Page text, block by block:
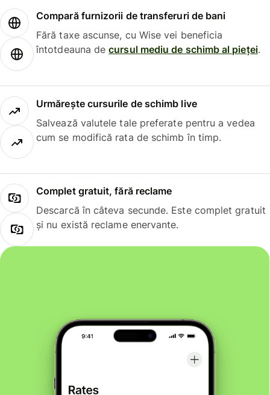
Compară furnizorii de transferuri de bani
Fără taxe ascunse, cu Wise vei beneficia
întotdeauna decursul mediu de schimb al pieței.
Urmărește cursurile de schimb live
Salvează valutele tale preferate pentru a vedea
cum se modifică rata de schimb în timp.
Complet gratuit, fără reclame
Descarcă în câteva secunde. Este complet gratuit
și nu există reclame enervante.